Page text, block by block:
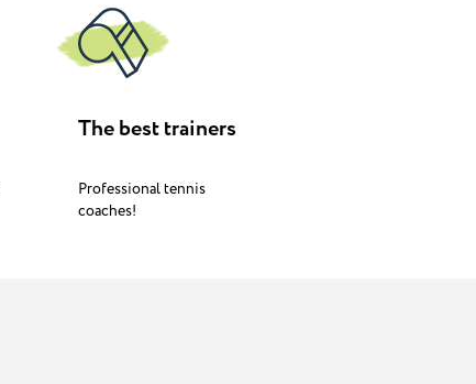
The best trainers
Professional tennis
coaches!